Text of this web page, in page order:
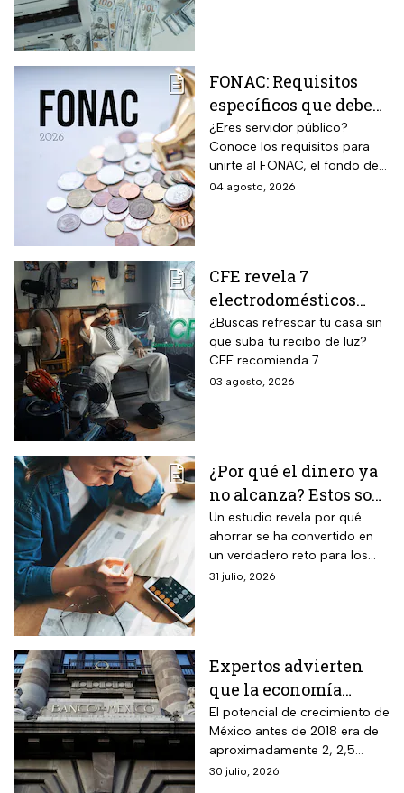
FONAC: Requisitos
específicos que deben
cumplir los
trabajadores para
participar en él
¿Eres servidor público?
Conoce los requisitos para
unirte al FONAC, el fondo de
ahorro Capitalizable de los
04 agosto, 2026
CFE revela 7
electrodomésticos
para combatir el calor
sin que se dispare tu
recibo de luz
¿Buscas refrescar tu casa sin
que suba tu recibo de luz?
CFE recomienda 7
electrodomésticos eficientes
03 agosto, 2026
¿Por qué el dinero ya
no alcanza? Estos son
los gastos que más
impactan a los
mexicanos
Un estudio revela por qué
ahorrar se ha convertido en
un verdadero reto para los
mexicanos.
31 julio, 2026
Expertos advierten
que la economía
mexicana esta al
borde del colapso
El potencial de crecimiento de
México antes de 2018 era de
aproximadamente 2, 2,5
puntos del PIB y ahora por la
30 julio, 2026